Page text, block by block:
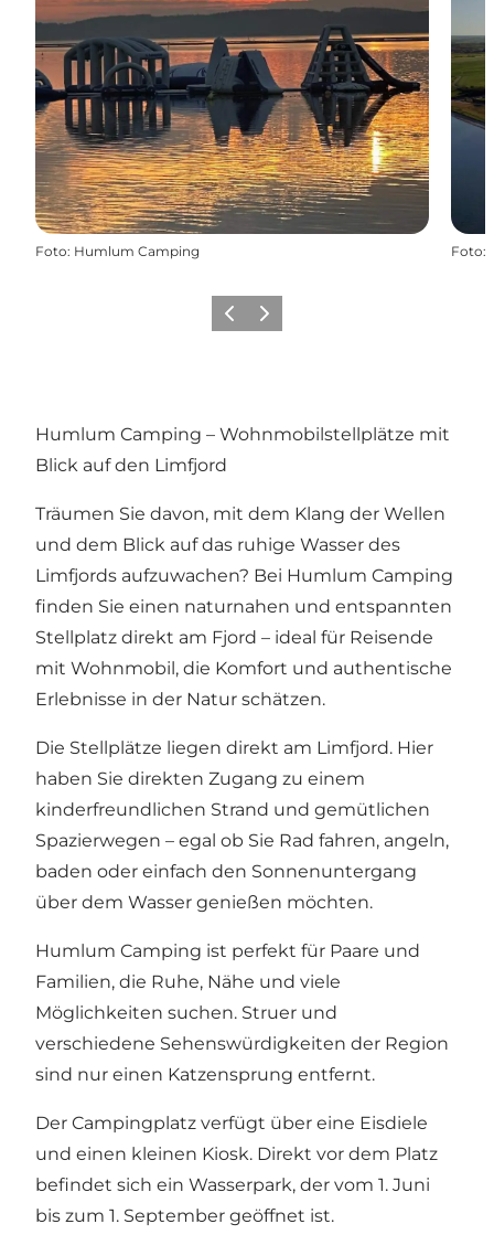
Foto: Humlum Camping Foto:
Vorherige Folie
Nächste Folie
Humlum Camping – Wohnmobilstellplätze mit
Blick auf den Limfjord
Träumen Sie davon, mit dem Klang der Wellen
und dem Blick auf das ruhige Wasser des
Limfjords aufzuwachen? Bei Humlum Camping
finden Sie einen naturnahen und entspannten
Stellplatz direkt am Fjord – ideal für Reisende
mit Wohnmobil, die Komfort und authentische
Erlebnisse in der Natur schätzen.
Die Stellplätze liegen direkt am Limfjord. Hier
haben Sie direkten Zugang zu einem
kinderfreundlichen Strand und gemütlichen
Spazierwegen – egal ob Sie Rad fahren, angeln,
baden oder einfach den Sonnenuntergang
über dem Wasser genießen möchten.
Humlum Camping ist perfekt für Paare und
Familien, die Ruhe, Nähe und viele
Möglichkeiten suchen. Struer und
verschiedene Sehenswürdigkeiten der Region
sind nur einen Katzensprung entfernt.
Der Campingplatz verfügt über eine Eisdiele
und einen kleinen Kiosk. Direkt vor dem Platz
befindet sich ein Wasserpark, der vom 1. Juni
bis zum 1. September geöffnet ist.